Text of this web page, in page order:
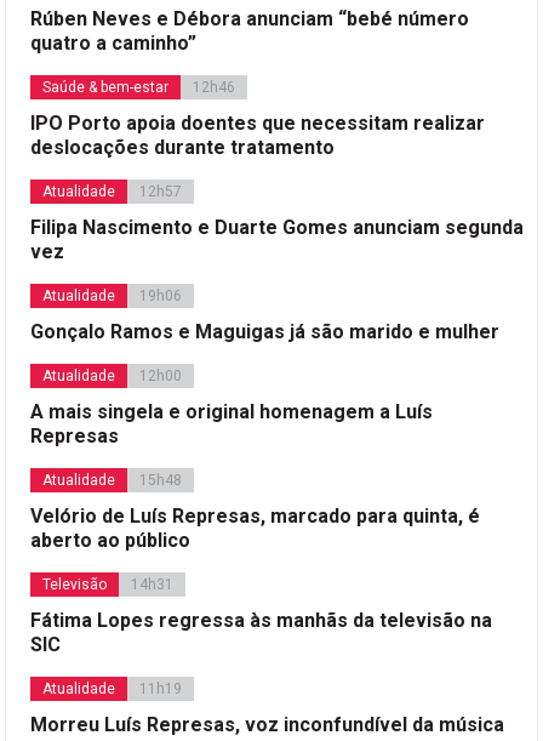
Rúben Neves e Débora anunciam “bebé número
quatro a caminho”
Saúde & bem-estar 12h46
IPO Porto apoia doentes que necessitam realizar
deslocações durante tratamento
Atualidade 12h57
Filipa Nascimento e Duarte Gomes anunciam segunda
vez
Atualidade 19h06
Gonçalo Ramos e Maguigas já são marido e mulher
Atualidade 12h00
A mais singela e original homenagem a Luís
Represas
Atualidade 15h48
Velório de Luís Represas, marcado para quinta, é
aberto ao público
Televisão 14h31
Fátima Lopes regressa às manhãs da televisão na
SIC
Atualidade 11h19
Morreu Luís Represas, voz inconfundível da música